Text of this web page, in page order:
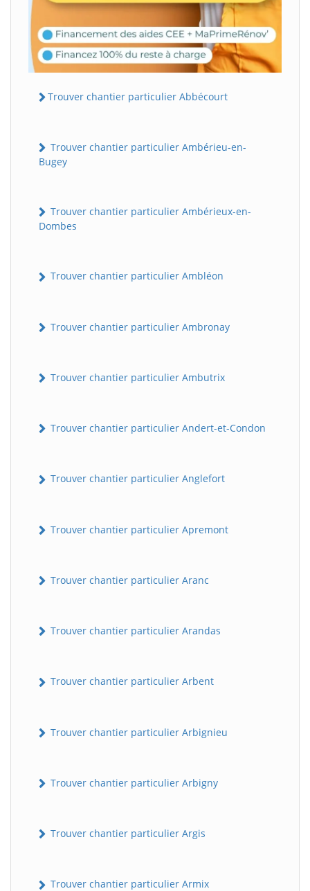
Trouver chantier particulier Abbécourt
Trouver chantier particulier Ambérieu-en-
Bugey
Trouver chantier particulier Ambérieux-en-
Dombes
Trouver chantier particulier Ambléon
Trouver chantier particulier Ambronay
Trouver chantier particulier Ambutrix
Trouver chantier particulier Andert-et-Condon
Trouver chantier particulier Anglefort
Trouver chantier particulier Apremont
Trouver chantier particulier Aranc
Trouver chantier particulier Arandas
Trouver chantier particulier Arbent
Trouver chantier particulier Arbignieu
Trouver chantier particulier Arbigny
Trouver chantier particulier Argis
Trouver chantier particulier Armix